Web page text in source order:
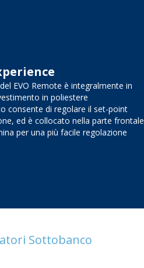
EVO Remote è integralmente in
in poliestere
consente di regolare il set-point
ed è collocato nella parte frontale
per una più facile regolazione
Sottobanco